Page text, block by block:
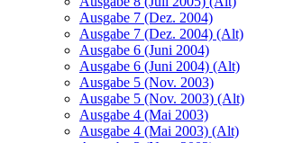
Ausgabe 7 (Dez. 2004)
Ausgabe 7 (Dez. 2004) (Alt)
Ausgabe 6 (Juni 2004)
Ausgabe 6 (Juni 2004) (Alt)
Ausgabe 5 (Nov. 2003)
Ausgabe 5 (Nov. 2003) (Alt)
Ausgabe 4 (Mai 2003)
Ausgabe 4 (Mai 2003) (Alt)